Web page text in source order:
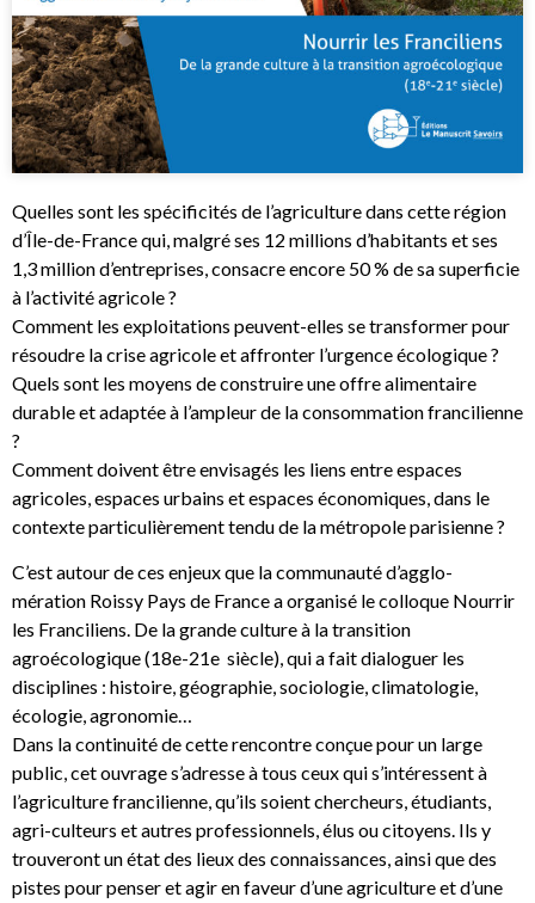
Quelles sont les spécificités de l’agriculture dans cette région
d’Île-de-France qui, malgré ses 12 millions d’habitants et ses
1,3 million d’entreprises, consacre encore 50 % de sa superficie
à l’activité agricole ?
Comment les exploitations peuvent-elles se transformer pour
résoudre la crise agricole et affronter l’urgence écologique ?
Quels sont les moyens de construire une offre alimentaire
durable et adaptée à l’ampleur de la consommation francilienne
?
Comment doivent être envisagés les liens entre espaces
agricoles, espaces urbains et espaces économiques, dans le
contexte particulièrement tendu de la métropole parisienne ?
C’est autour de ces enjeux que la communauté d’agglo-
mération Roissy Pays de France a organisé le colloque Nourrir
les Franciliens. De la grande culture à la transition
agroécologique (18e-21e siècle), qui a fait dialoguer les
disciplines : histoire, géographie, sociologie, climatologie,
écologie, agronomie…
Dans la continuité de cette rencontre conçue pour un large
public, cet ouvrage s’adresse à tous ceux qui s’intéressent à
l’agriculture francilienne, qu’ils soient chercheurs, étudiants,
agri-culteurs et autres professionnels, élus ou citoyens. Ils y
trouveront un état des lieux des connaissances, ainsi que des
pistes pour penser et agir en faveur d’une agriculture et d’une